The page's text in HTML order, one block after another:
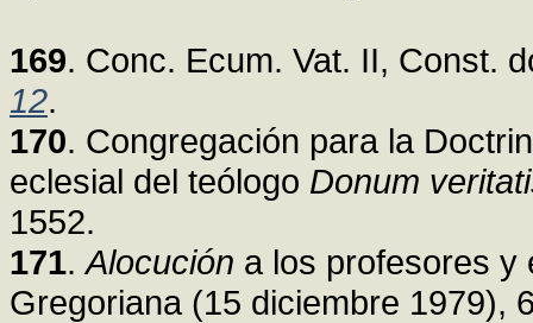
169. Conc. Ecum. Vat. II, Const.
12.
170. Congregación para la
eclesial del teólogo Donum
1552.
171.Alocución a los profesores y
Gregoriana (15 diciembre 1979),